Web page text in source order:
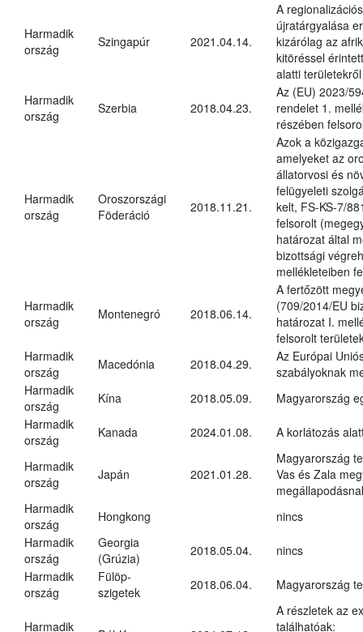
Harmadik
ország
Szingapúr 2021.04.14.
A
újratárgyalása
kizárólag az
kitöréssel
alatti
Harmadik
ország
Szerbia 2018.04.23.
Az (EU) 2023/
rendelet 1.
részében
Harmadik
ország
Oroszországi
Föderáció
2018.11.21.
Azok a
amelyeket az
állatorvosi és
felügyeleti
kelt, FS-KS-7/
felsorolt
határozat által
bizottsági
mellékleteiben
Harmadik
ország
Montenegró 2018.06.14.
A fertőzött
(709/2014/EU
határozat I.
felsorolt
Harmadik
ország
Macedónia 2018.04.29.
Az Európai
szabályoknak
Harmadik
ország
Kína 2018.05.09.
Magyarország
Harmadik
ország
Kanada 2024.01.08. A korlátozás
Harmadik
ország
Japán 2021.01.28.
Magyarország
Vas és Zala
Harmadik
ország
Hongkong
nincs
Harmadik
ország
Georgia
(Grúzia)
2018.05.04.
nincs
Harmadik
ország
Fülöp-
szigetek
2018.06.04. Magyarország
Harmadik
A részletek az
találhatóak: